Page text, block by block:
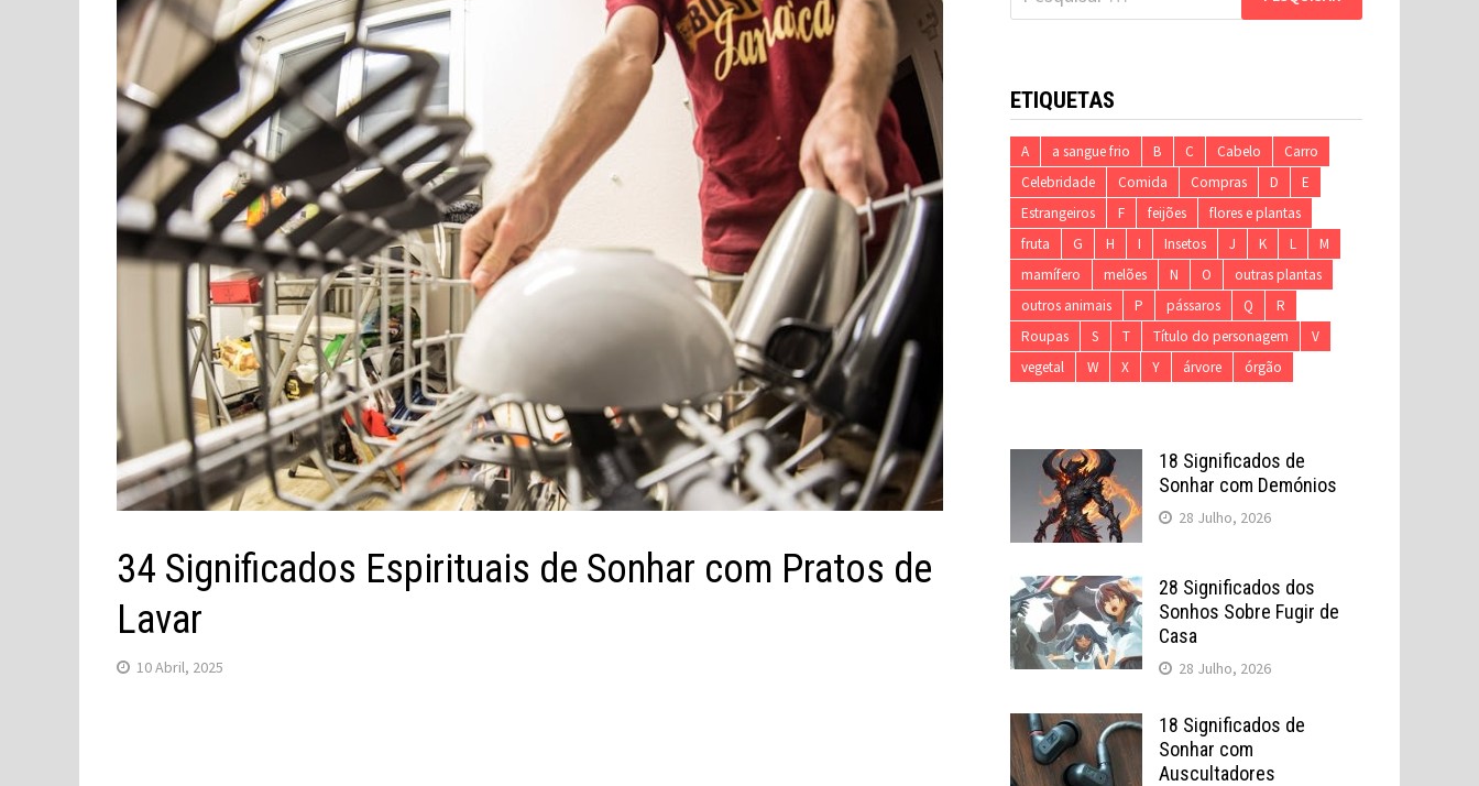
34 Significados Espirituais de Sonhar com Pratos de
Lavar
10 Abril, 2025
por:
ETIQUETAS
A a sangue frio B C Cabelo
Carro
Celebridade
Comida Compras D
E
Estrangeiros
F feijões
flores e plantas
fruta
G H I Insetos J K L
M
mamífero
melões N O
outras plantas
outros animais
P pássaros Q
R
Roupas
S T Título do personagem
V
vegetal
W X Y árvore órgão
18 Significados de
Sonhar com Demónios
28 Julho, 2026
28 Significados dos
Sonhos Sobre Fugir de
Casa
28 Julho, 2026
18 Significados de
Sonhar com
Auscultadores